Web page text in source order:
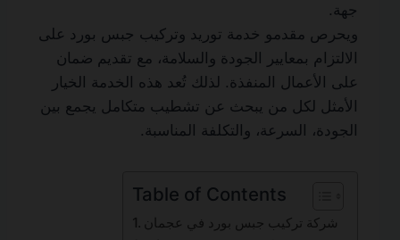
جهة.
ويحرص مقدمو خدمة توريد وتركيب جبس بورد على
الالتزام بمعايير الجودة والسلامة، مع تقديم ضمان
على الأعمال المنفذة. لذلك تُعد هذه الخدمة الخيار
الأمثل لكل من يبحث عن تشطيب متكامل يجمع بين
الجودة، السرعة، والتكلفة المناسبة.
Table of Contents
شركة تركيب جبس بورد في عجمان